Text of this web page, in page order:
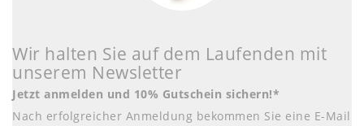
Wir halten Sie auf dem Laufenden mit
unserem Newsletter
Jetzt anmelden und 10% Gutschein sichern!*
Nach erfolgreicher Anmeldung bekommen Sie eine E-Mail